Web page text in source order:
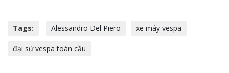
Tags: Alessandro Del Piero xe máy vespa
đại sứ vespa toàn cầu